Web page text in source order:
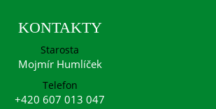
KONTAKTY
Starosta
Mojmír Humlíček
Telefon
+420 607 013 047